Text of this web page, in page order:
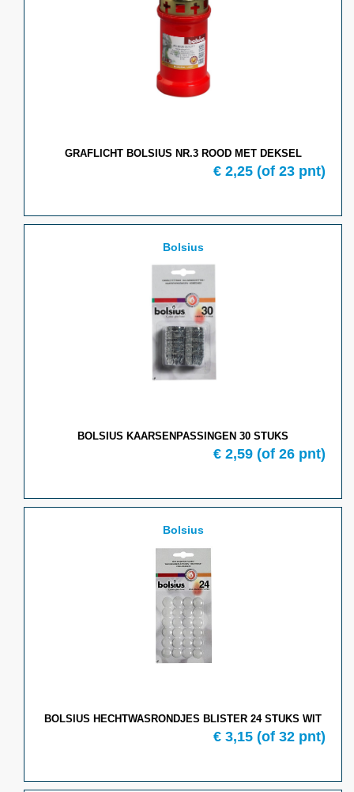
GRAFLICHT BOLSIUS NR.3 ROOD MET DEKSEL
€ 2,25 (of 23 pnt)
Bolsius
BOLSIUS KAARSENPASSINGEN 30 STUKS
€ 2,59 (of 26 pnt)
Bolsius
BOLSIUS HECHTWASRONDJES BLISTER 24 STUKS WIT
€ 3,15 (of 32 pnt)